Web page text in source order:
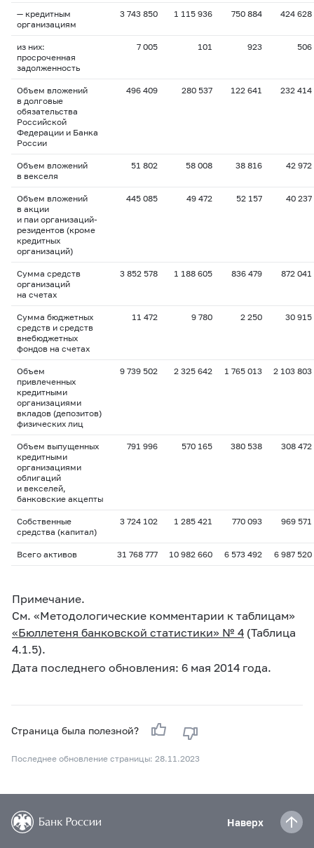
— кредитным
организациям
3 743 850 1 115 936 750 884 424 628
из них:
просроченная
задолженность
7 005 101 923 506
Объем вложений
в долговые
обязательства
Российской
Федерации и Банка
России
496 409 280 537 122 641 232 414
Объем вложений
в векселя
51 802 58 008 38 816 42 972
Объем вложений
в акции
и паи организаций-
резидентов (кроме
кредитных
организаций)
445 085 49 472 52 157 40 237
Сумма средств
организаций
на счетах
3 852 578 1 188 605 836 479 872 041
Сумма бюджетных
средств и средств
внебюджетных
фондов на счетах
11 472 9 780 2 250 30 915
Объем
привлеченных
кредитными
организациями
вкладов (депозитов)
физических лиц
9 739 502 2 325 642 1 765 013 2 103 803
Объем выпущенных
кредитными
организациями
облигаций
и векселей,
банковские акцепты
791 996 570 165 380 538 308 472
Собственные
средства (капитал)
3 724 102 1 285 421 770 093 969 571
Всего активов 31 768 777 10 982 660 6 573 492 6 987 520
Примечание.
См. «Методологические комментарии к таблицам»
«Бюллетеня банковской статистики» № 4 (Таблица
4.1.5).
Дата последнего обновления: 6 мая 2014 года.
Страница была полезной?
Последнее обновление страницы: 28.11.2023
Наверх